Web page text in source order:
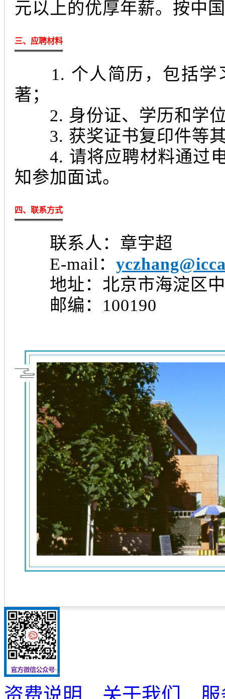
元以上的优厚年薪。按中
三、应聘材料
1. 个人简历，包括学
著；
2. 身份证、学历和学位
3. 获奖证书复印件等其
4. 请将应聘材料通过电
知参加面试。
四、联系方式
联系人：章宇超
E-mail：
地址：北京市海淀区中
邮编：100190